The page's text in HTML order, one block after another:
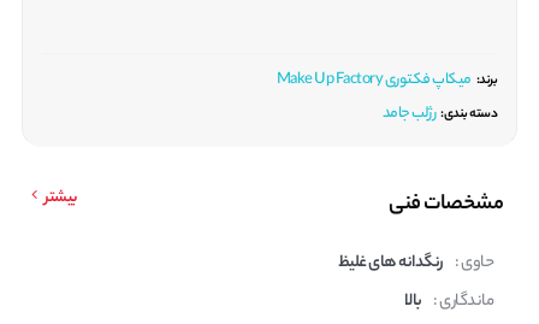
برند: میکاپ فکتوری Make Up Factory
دسته بندی: رژلب جامد
مشخصات فنی بیشتر
حاوی : رنگدانه های غلیظ
ماندگاری : بالا